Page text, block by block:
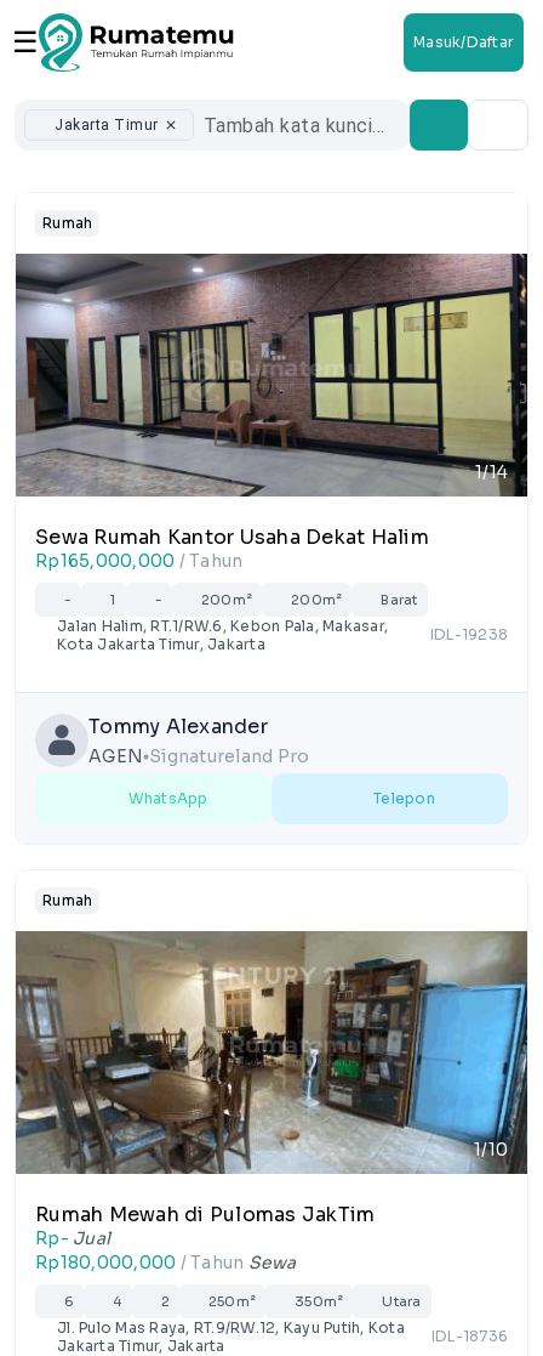
☰ Masuk/Daftar
Jakarta Timur close
Rumah
1/14
Sewa Rumah Kantor Usaha Dekat Halim
Rp165,000,000 / Tahun
- 1 - 200m² 200m² Barat
Jalan Halim, RT.1/RW.6, Kebon Pala, Makasar,
Kota Jakarta Timur, Jakarta
IDL-19238
Tommy Alexander
AGEN lens Signatureland Pro
WhatsApp Telepon
Rumah
1/10
Rumah Mewah di Pulomas JakTim
Rp- Jual
Rp180,000,000 / Tahun Sewa
6 4 2 250m² 350m² Utara
Jl. Pulo Mas Raya, RT.9/RW.12, Kayu Putih, Kota
Jakarta Timur, Jakarta
IDL-18736